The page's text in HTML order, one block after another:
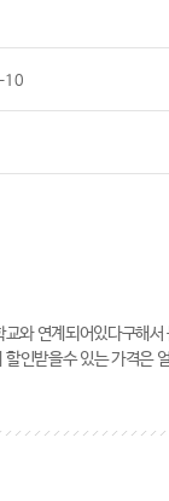
10
와 연계되어있다구해
인받을수 있는 가격은